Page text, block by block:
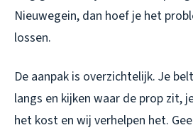
Nieuwegein, dan hoef je het
lossen.
De aanpak is overzichtelijk. Je
langs en kijken waar de prop zit,
het kost en wij verhelpen het.